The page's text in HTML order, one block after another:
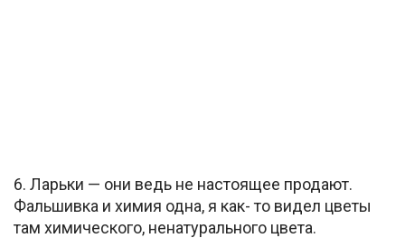
6. Ларьки — они ведь не настоящее продают.
Фальшивка и химия одна, я как- то видел цветы
там химического, ненатурального цвета.